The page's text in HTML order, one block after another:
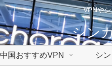
VPNや
シン
中国おすすめVPN シ